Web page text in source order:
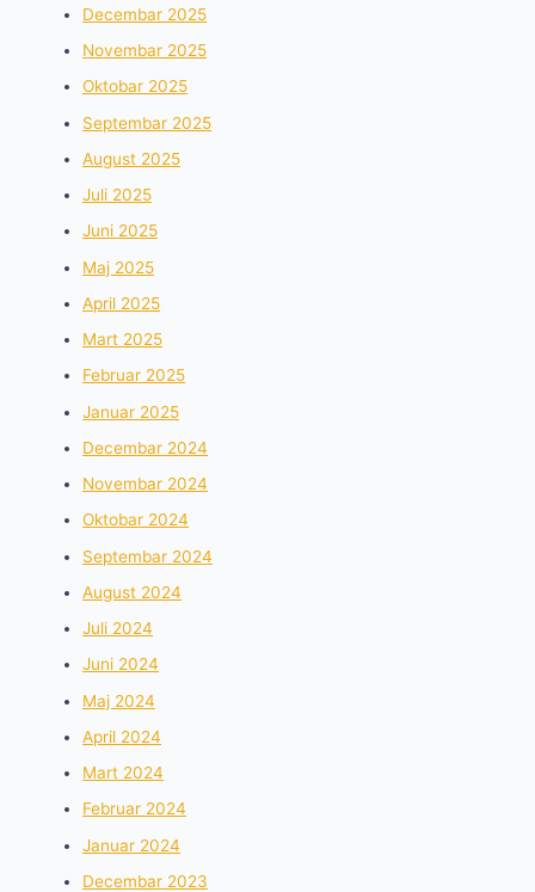
Decembar 2025
Novembar 2025
Oktobar 2025
Septembar 2025
August 2025
Juli 2025
Juni 2025
Maj 2025
April 2025
Mart 2025
Februar 2025
Januar 2025
Decembar 2024
Novembar 2024
Oktobar 2024
Septembar 2024
August 2024
Juli 2024
Juni 2024
Maj 2024
April 2024
Mart 2024
Februar 2024
Januar 2024
Decembar 2023